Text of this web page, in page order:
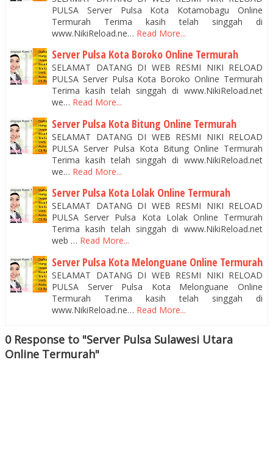
PULSA Server Pulsa Kota Kotamobagu Online
Termurah Terima kasih telah singgah di
www.NikiReload.ne… Read More...
Server Pulsa Kota Boroko Online Termurah
SELAMAT DATANG DI WEB RESMI NIKI RELOAD
PULSA Server Pulsa Kota Boroko Online Termurah
Terima kasih telah singgah di www.NikiReload.net
we… Read More...
Server Pulsa Kota Bitung Online Termurah
SELAMAT DATANG DI WEB RESMI NIKI RELOAD
PULSA Server Pulsa Kota Bitung Online Termurah
Terima kasih telah singgah di www.NikiReload.net
we… Read More...
Server Pulsa Kota Lolak Online Termurah
SELAMAT DATANG DI WEB RESMI NIKI RELOAD
PULSA Server Pulsa Kota Lolak Online Termurah
Terima kasih telah singgah di www.NikiReload.net
web … Read More...
Server Pulsa Kota Melonguane Online Termurah
SELAMAT DATANG DI WEB RESMI NIKI RELOAD
PULSA Server Pulsa Kota Melonguane Online
Termurah Terima kasih telah singgah di
www.NikiReload.ne… Read More...
0 Response to "Server Pulsa Sulawesi Utara
Online Termurah"